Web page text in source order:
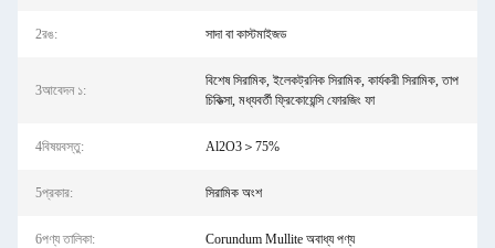
2রঙ: সাদা বা কাস্টমাইজড
3আবেদন ১:
বিশেষ সিরামিক, ইলেকট্রনিক সিরামিক, কার্যকরী সিরামিক, তাপ
চিকিত্সা, মধ্যবর্তী ফ্রিকোয়েন্সি ফোরজিং ফা
4বিষয়বস্তু: Al2O3＞75%
5প্রকার: সিরামিক অংশ
6পণ্য তালিকা: Corundum Mullite অবাধ্য পণ্য